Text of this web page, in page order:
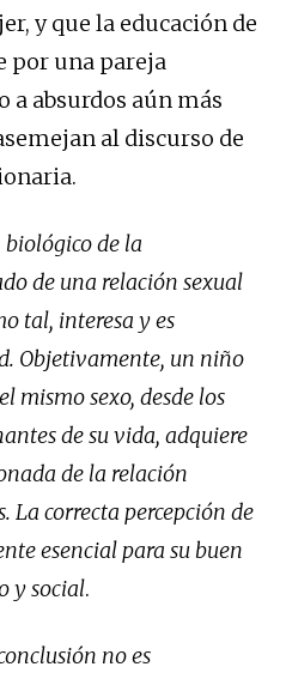
y que la educación de
por una pareja
a absurdos aún más
al discurso de
de la
de una relación sexual
tal, interesa y es
Objetivamente, un niño
mismo sexo, desde los
de su vida, adquiere
de la relación
La correcta percepción de
esencial para su buen
y social.
no es